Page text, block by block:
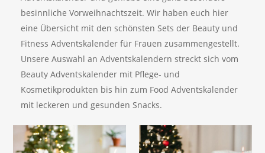
besinnliche Vorweihnachtszeit. Wir haben euch hier
eine Übersicht mit den schönsten Sets der Beauty und
Fitness Adventskalender für Frauen zusammengestellt.
Unsere Auswahl an Adventskalendern streckt sich vom
Beauty Adventskalender mit Pflege- und
Kosmetikprodukten bis hin zum Food Adventskalender
mit leckeren und gesunden Snacks.